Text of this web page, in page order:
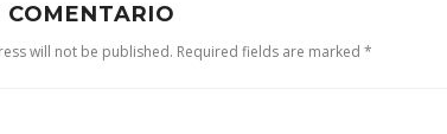
COMENTARIO
will not be published. Required fields are marked *